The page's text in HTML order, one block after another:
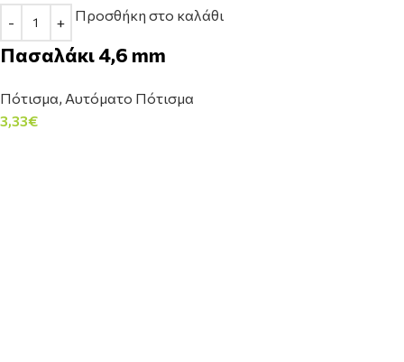
Προσθήκη στο καλάθι
Πασαλάκι 4,6 mm
Πότισμα, Αυτόματο Πότισμα
3,33€